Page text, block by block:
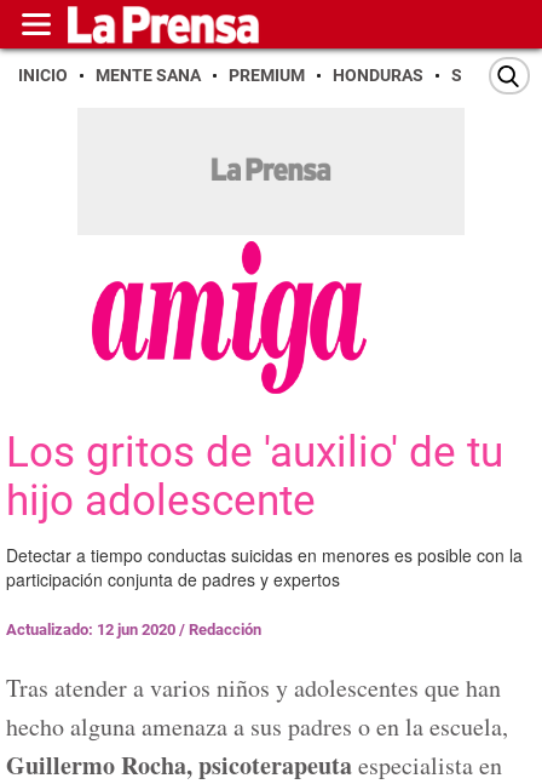
INICIO MENTE SANA PREMIUM HONDURAS SAN PEDRO
Los gritos de 'auxilio' de tu
hijo adolescente
Detectar a tiempo conductas suicidas en menores es posible con la
participación conjunta de padres y expertos
Actualizado: 12 jun 2020 / Redacción
Tras atender a varios niños y adolescentes que han
hecho alguna amenaza a sus padres o en la escuela,
Guillermo Rocha, psicoterapeutaespecialista en